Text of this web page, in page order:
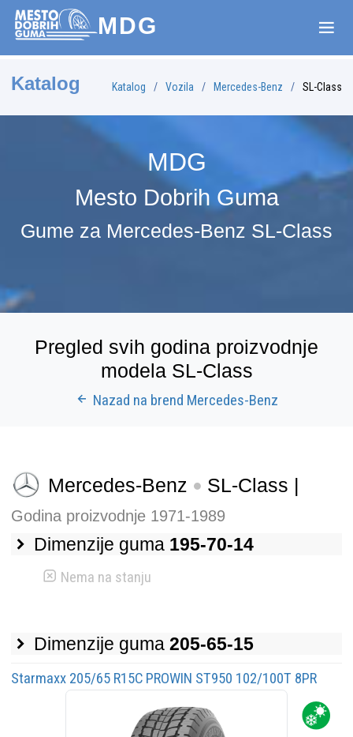
MDG
Katalog Katalog Vozila Mercedes-Benz SL-Class
MDG
Mesto Dobrih Guma
Gume za Mercedes-Benz SL-Class
Pregled svih godina proizvodnje
modela SL-Class
Nazad na brend Mercedes-Benz
Mercedes-Benz SL-Class |
Godina proizvodnje 1971-1989
Dimenzije guma 195-70-14
Nema na stanju
Dimenzije guma 205-65-15
Starmaxx 205/65 R15C PROWIN ST950 102/100T 8PR